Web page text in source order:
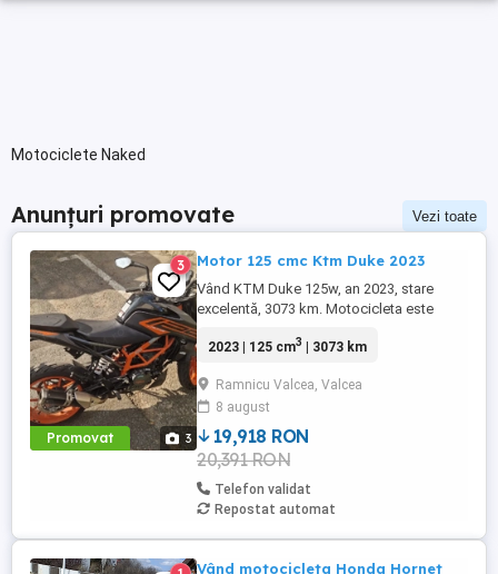
Motociclete Naked
Anunțuri promovate Vezi toate
Promovat 3
3 Motor 125 cmc Ktm Duke 2023
Vând KTM Duke 125w, an 2023, stare
excelentă, 3073 km. Motocicleta este
Fără daune, lovituri!
2023 | 125 cm3 | 3073 km
Ramnicu Valcea, Valcea
8 august
19,918 RON
20,391 RON
Telefon validat
Repostat automat
Vând motocicleta Honda Hornet